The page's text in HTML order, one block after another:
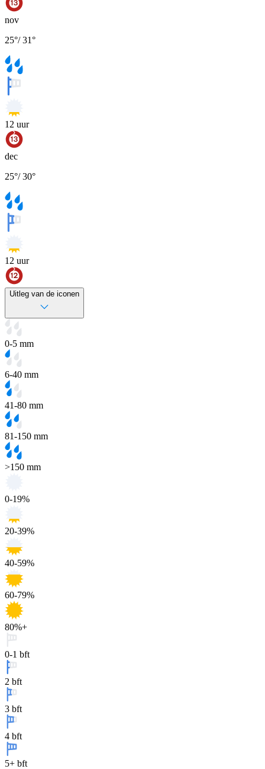
nov
25°/31°
12 uur
dec
25°/30°
12 uur
Uitleg van de iconen
0-5 mm
6-40 mm
41-80 mm
81-150 mm
>150 mm
0-19%
20-39%
40-59%
60-79%
80%+
0-1 bft
2 bft
3 bft
4 bft
5+ bft